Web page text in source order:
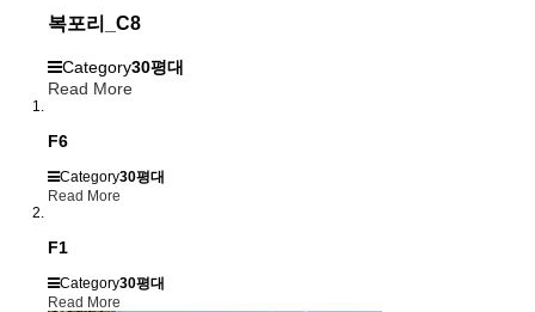
복포리_C8
Category30평대
Read More
F6
Category30평대
Read More
F1
Category30평대
Read More